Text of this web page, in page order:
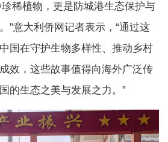
稀植物，更是防城港生态保护与
”意大利侨网记者表示，“通过这
国在守护生物多样性、推动乡村
效，这些故事值得向海外广泛传
的生态之美与发展之力。”